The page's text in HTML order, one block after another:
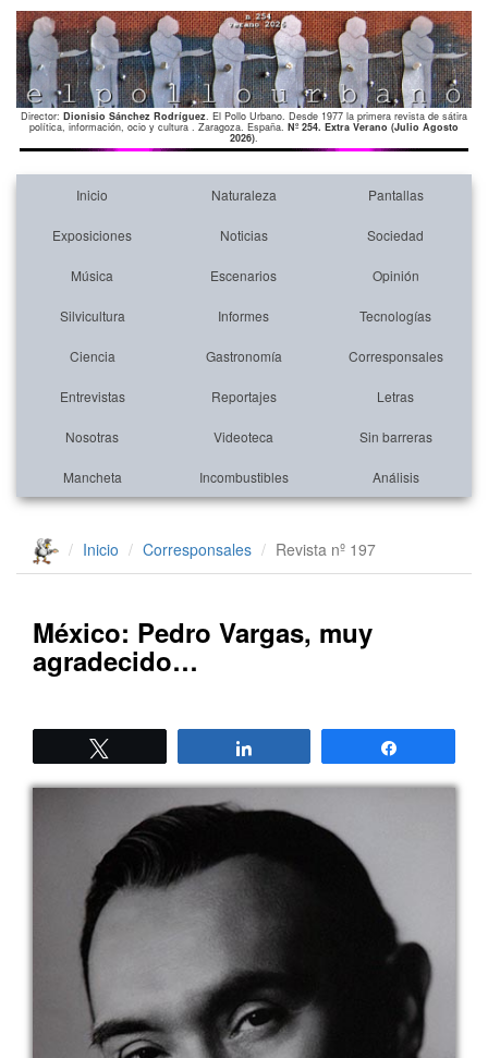
Director: Dionisio Sánchez Rodríguez. El Pollo Urbano. Desde 1977 la primera revista de sátira
política, información, ocio y cultura . Zaragoza. España. Nº 254. Extra Verano (Julio Agosto
2026).
Inicio Naturaleza Pantallas
Exposiciones Noticias Sociedad
Música Escenarios Opinión
Silvicultura Informes Tecnologías
Ciencia Gastronomía Corresponsales
Entrevistas Reportajes Letras
Nosotras Videoteca Sin barreras
Mancheta Incombustibles Análisis
Inicio Corresponsales Revista nº 197
México: Pedro Vargas, muy
agradecido…